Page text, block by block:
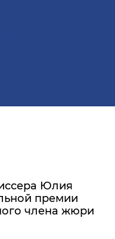
Юлия
премии
члена жюри